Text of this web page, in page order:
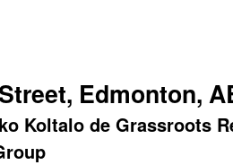
Edmonton,
Koltalo de Grassroots